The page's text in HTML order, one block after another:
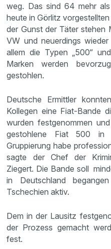
weg. Das sind 64 mehr
heute in Görlitz
der Gunst der Täter stehen
VW und neuerdings
allem die Typen „500“
Marken werden
gestohlen.
Deutsche Ermittler
Kollegen eine Fiat-Bande
wurden festgenommen
gestohlene Fiat 500 in
Gruppierung habe
sagte der Chef der
Ziegert. Die Bande soll
in Deutschland
Tschechien aktiv.
Dem in der Lausitz
der Prozess gemacht
fest.